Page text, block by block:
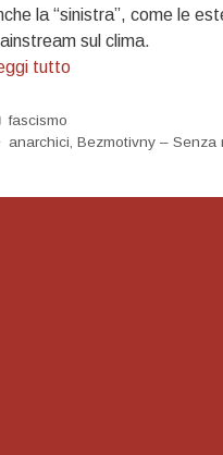
la “sinistra”, come le
sul clima.
tuttoArrestano
pubblicazione
un
Categorie
fascismo
Tag
anarchici ,Bezmotivny – Senza